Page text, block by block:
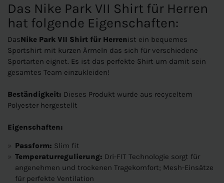
Das Nike Park VII Shirt für Herren
hat folgende Eigenschaften:
DasNike Park VII Shirt für Herrenist ein bequemes
Sportshirt mit kurzen Ärmeln das sich für verschiedene
Sportarten eignet. Es ist das perfekte Shirt um damit sein
gesamtes Team einzukleiden!
Beständigkeit: Dieses Produkt wurde aus recyceltem
Polyester hergestellt
Eigenschaften:
Passform: Slim fit
Temperaturregulierung: Dri-FIT Technologie sorgt für
angenehmen und trockenen Tragekomfort; Mesh-Einsätze
für perfekte Ventilation